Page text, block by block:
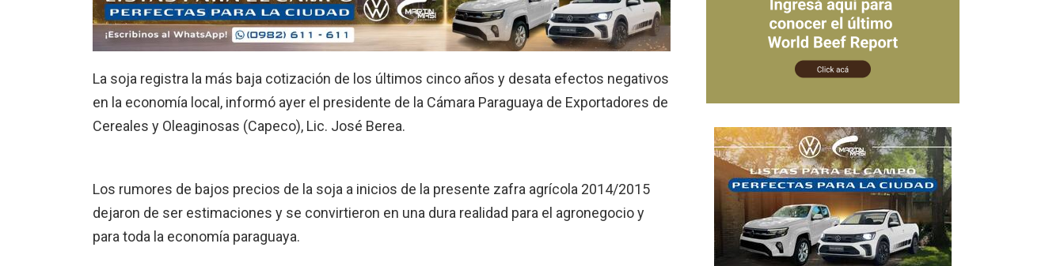
La soja registra la más baja cotización de los últimos cinco años y desata efectos negativos
en la economía local, informó ayer el presidente de la Cámara Paraguaya de Exportadores de
Cereales y Oleaginosas (Capeco), Lic. José Berea.
Los rumores de bajos precios de la soja a inicios de la presente zafra agrícola 2014/2015
dejaron de ser estimaciones y se convirtieron en una dura realidad para el agronegocio y
para toda la economía paraguaya.